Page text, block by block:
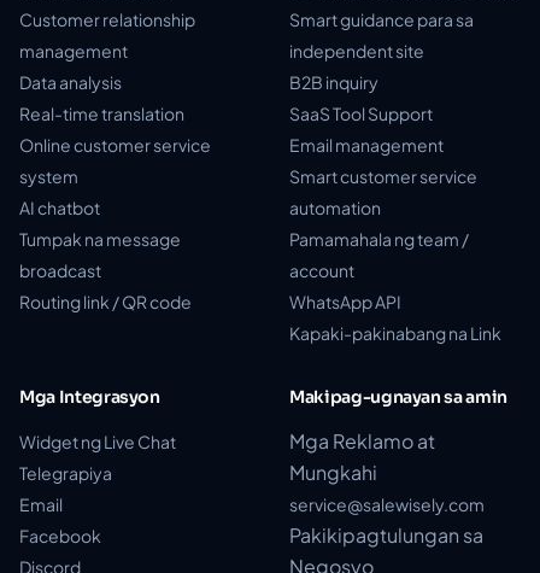
Customer relationship
management
Data analysis
Real-time translation
Online customer service
system
AI chatbot
Tumpak na message
broadcast
Routing link / QR code
Smart guidance para sa
independent site
B2B inquiry
SaaS Tool Support
Email management
Smart customer service
automation
Pamamahala ng team /
account
WhatsApp API
Kapaki-pakinabang na Link
Mga Integrasyon
Widget ng Live Chat
Telegrapiya
Email
Facebook
Discord
Makipag-ugnayan sa amin
Mga Reklamo at
Mungkahi
service@salewisely.com
Pakikipagtulungan sa
Negosyo